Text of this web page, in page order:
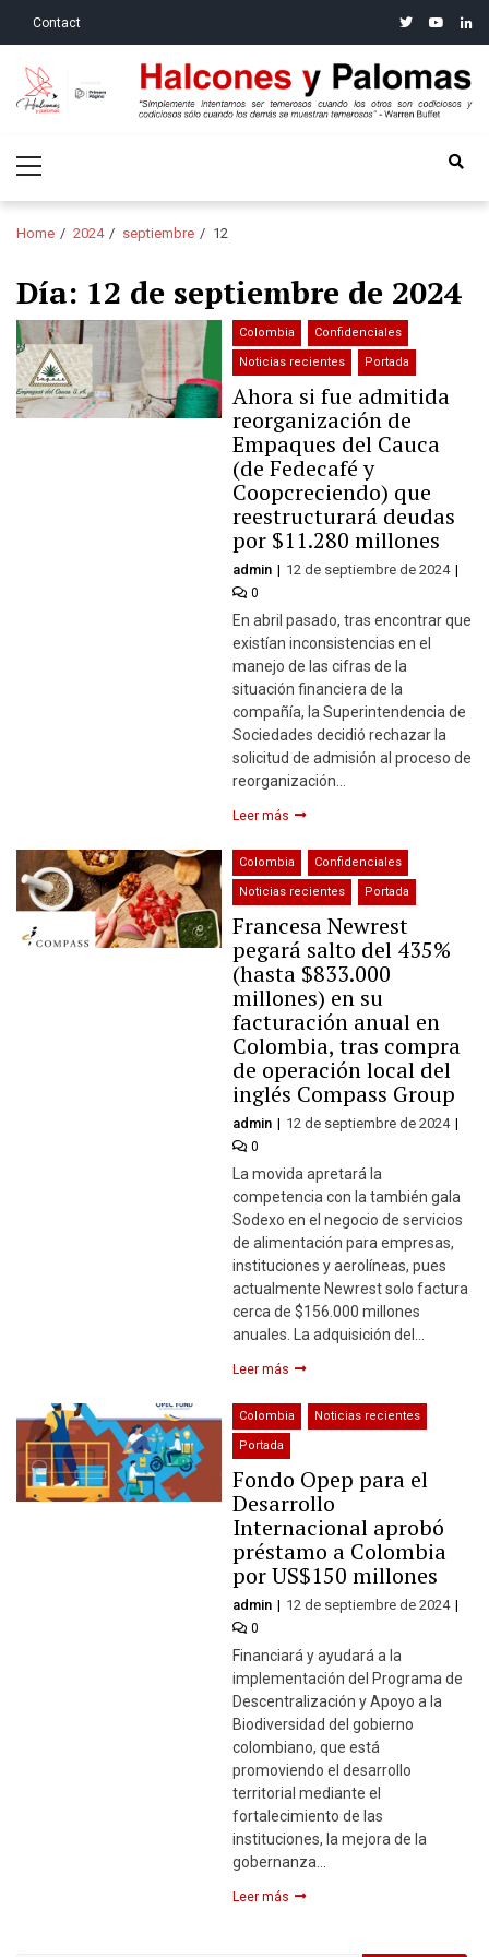
Contact twitteryoutube
Halcones y Palomas
Menu
Home 2024 septiembre 12
Día: 12 de septiembre de 2024
Colombia Confidenciales
Noticias recientes Portada
Ahora si fue admitida
reorganización de
Empaques del Cauca
(de Fedecafé y
Coopcreciendo) que
reestructurará deudas
por $11.280 millones
admin 12 de septiembre de 2024
0
En abril pasado, tras encontrar que
existían inconsistencias en el
manejo de las cifras de la
situación financiera de la
compañía, la Superintendencia de
Sociedades decidió rechazar la
solicitud de admisión al proceso de
reorganización…
Leer más
Colombia Confidenciales
Noticias recientes Portada
Francesa Newrest
pegará salto del 435%
(hasta $833.000
millones) en su
facturación anual en
Colombia, tras compra
de operación local del
inglés Compass Group
admin 12 de septiembre de 2024
0
La movida apretará la
competencia con la también gala
Sodexo en el negocio de servicios
de alimentación para empresas,
instituciones y aerolíneas, pues
actualmente Newrest solo factura
cerca de $156.000 millones
anuales. La adquisición del…
Leer más
Colombia Noticias recientes
Portada
Fondo Opep para el
Desarrollo
Internacional aprobó
préstamo a Colombia
por US$150 millones
admin 12 de septiembre de 2024
0
Financiará y ayudará a la
implementación del Programa de
Descentralización y Apoyo a la
Biodiversidad del gobierno
colombiano, que está
promoviendo el desarrollo
territorial mediante el
fortalecimiento de las
instituciones, la mejora de la
gobernanza…
Leer más